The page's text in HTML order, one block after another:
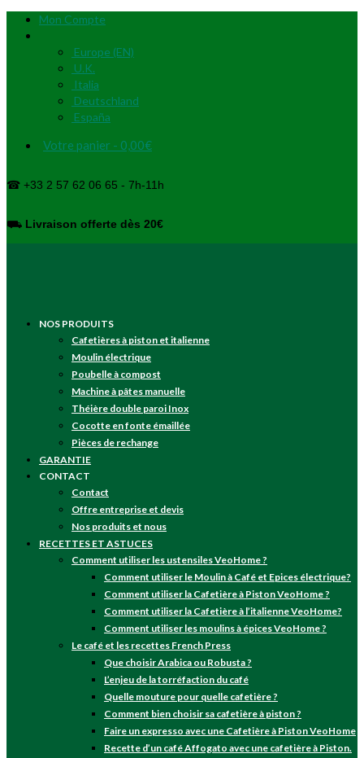
Mon Compte
Europe (EN)
U.K.
Italia
Deutschland
España
Votre panier - 0,00€
☎ +33 2 57 62 06 65 - 7h-11h
⛟ Livraison offerte dès 20€
NOS PRODUITS
Cafetières à piston et italienne
Moulin électrique
Poubelle à compost
Machine à pâtes manuelle
Théière double paroi Inox
Cocotte en fonte émaillée
Pièces de rechange
GARANTIE
CONTACT
Contact
Offre entreprise et devis
Nos produits et nous
RECETTES ET ASTUCES
Comment utiliser les ustensiles VeoHome ?
Comment utiliser le Moulin à Café et Epices électrique?
Comment utiliser la Cafetière à Piston VeoHome ?
Comment utiliser la Cafetière à l’italienne VeoHome?
Comment utiliser les moulins à épices VeoHome ?
Le café et les recettes French Press
Que choisir Arabica ou Robusta ?
L’enjeu de la torréfaction du café
Quelle mouture pour quelle cafetière ?
Comment bien choisir sa cafetière à piston ?
Faire un expresso avec une Cafetière à Piston VeoHome
Recette d’un café Affogato avec une cafetière à Piston.